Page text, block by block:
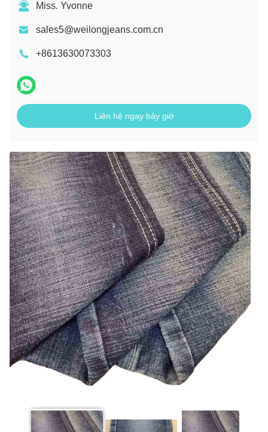
Miss. Yvonne
sales5@weilongjeans.com.cn
+8613630073303
Liên hệ ngay bây giờ